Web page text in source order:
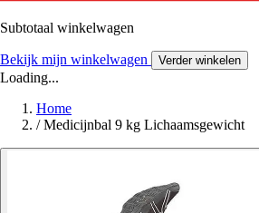
Subtotaal winkelwagen
Bekijk mijn winkelwagen Verder winkelen
Loading...
Home
/ Medicijnbal 9 kg Lichaamsgewicht